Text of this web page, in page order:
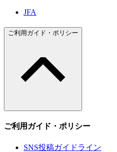
JFA
ご利用ガイド・ポリシー
ご利用ガイド・ポリシー
SNS投稿ガイドライン